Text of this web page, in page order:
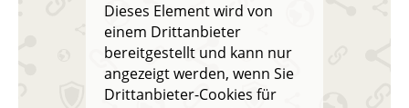
Dieses Element wird von
einem Drittanbieter
bereitgestellt und kann nur
angezeigt werden, wenn Sie
Drittanbieter-Cookies für